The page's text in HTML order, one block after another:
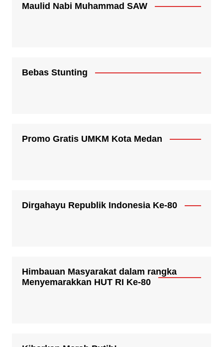
Maulid Nabi Muhammad SAW
Bebas Stunting
Promo Gratis UMKM Kota Medan
Dirgahayu Republik Indonesia Ke-80
Himbauan Masyarakat dalam rangka
Menyemarakkan HUT RI Ke-80